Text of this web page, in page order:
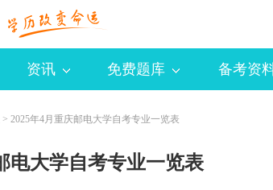
资讯 免费题库 备考资
> 2025年4月重庆邮电大学自考专业一览表
电大学自考专业一览表